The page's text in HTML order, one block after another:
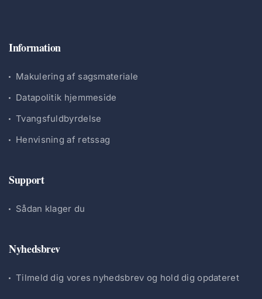
Information
Makulering af sagsmateriale
Datapolitik hjemmeside
Tvangsfuldbyrdelse
Henvisning af retssag
Support
Sådan klager du
Nyhedsbrev
Tilmeld dig vores nyhedsbrev og hold dig opdateret